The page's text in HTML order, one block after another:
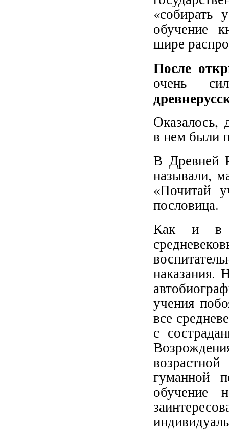
обучение
шире
После
очень
Оказалось,
в нем были
В Древней
называли,
«Почитай
пословица.
Как и в
наказания.
учения
все
с
гуманной
обучение